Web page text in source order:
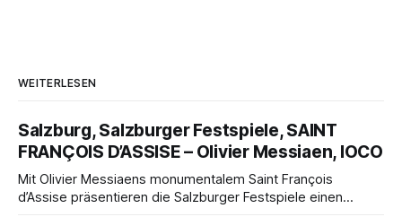
WEITERLESEN
Salzburg, Salzburger Festspiele, SAINT
FRANÇOIS D’ASSISE – Olivier Messiaen, IOCO
Mit Olivier Messiaens monumentalem Saint François
d’Assise präsentieren die Salzburger Festspiele einen